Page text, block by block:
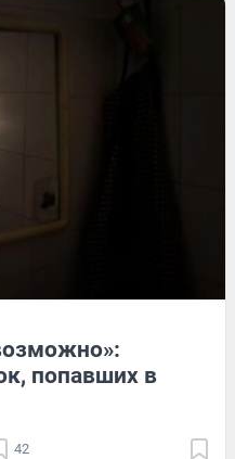
попавших в
42